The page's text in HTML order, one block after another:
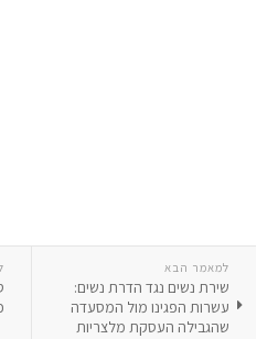
למאמר הבא
שירת נשים נגד הדרת נשים:
עשרות הפגינו מול המסעדה
שהגבילה העסקת מלצריות